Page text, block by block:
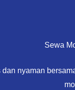
Sewa
nyaman